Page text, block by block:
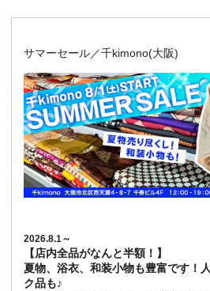
サマーセール／千kimono(大阪)
2026.8.1～
【店内全品がなんと半額！】
夏物、浴衣、和装小物も豊富です！
ク品も♪